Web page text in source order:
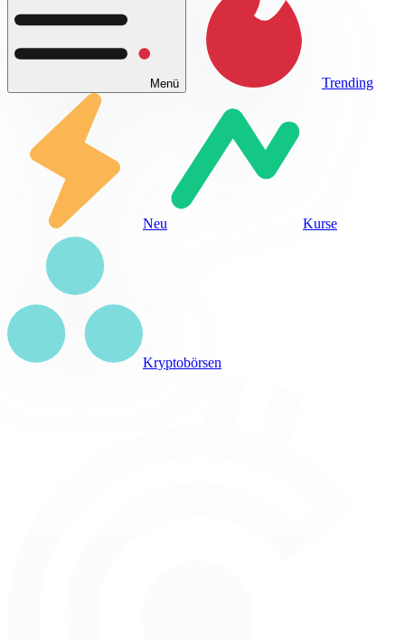
Menü Trending
Neu Kurse
Kryptobörsen